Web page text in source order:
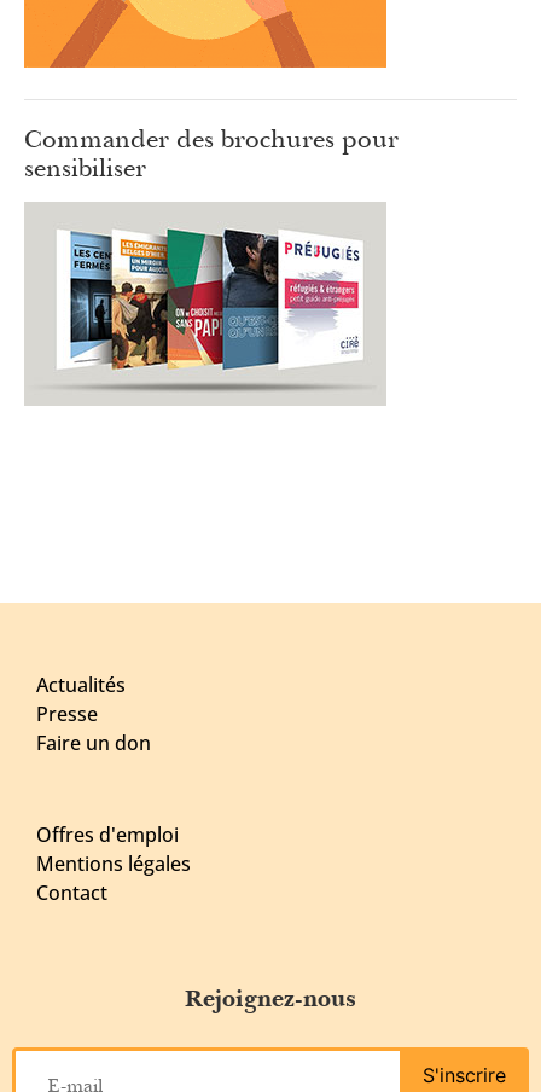
Commander des brochures pour
sensibiliser
Actualités
Presse
Faire un don
Offres d'emploi
Mentions légales
Contact
Rejoignez-nous
S'inscrire